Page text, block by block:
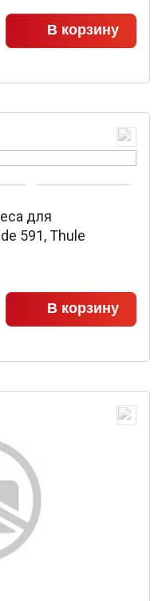
В корзину
для
591, Thule
В корзину